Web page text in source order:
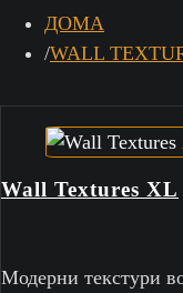
ДОМА
WALL
Wall Textures XL
Модерни текстури